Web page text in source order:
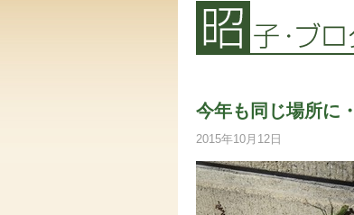
今年も同じ場所に
2015年10月12日